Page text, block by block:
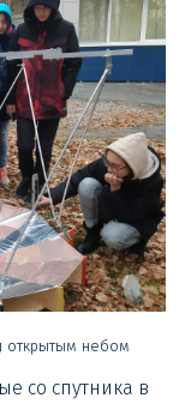
открытым небом
со спутника в